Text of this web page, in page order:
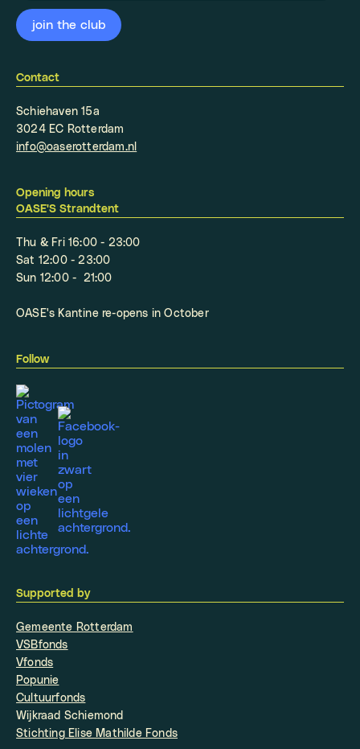
Contact
Schiehaven 15a
3024 EC Rotterdam
info@oaserotterdam.nl
Opening hours
OASE'S Strandtent
Thu & Fri 16:00 - 23:00
Sat 12:00 - 23:00
Sun 12:00 - 21:00
OASE's Kantine re-opens in October
Follow
Supported by
Gemeente Rotterdam
VSBfonds
Vfonds
Popunie
Cultuurfonds
Wijkraad Schiemond
Stichting Elise Mathilde Fonds